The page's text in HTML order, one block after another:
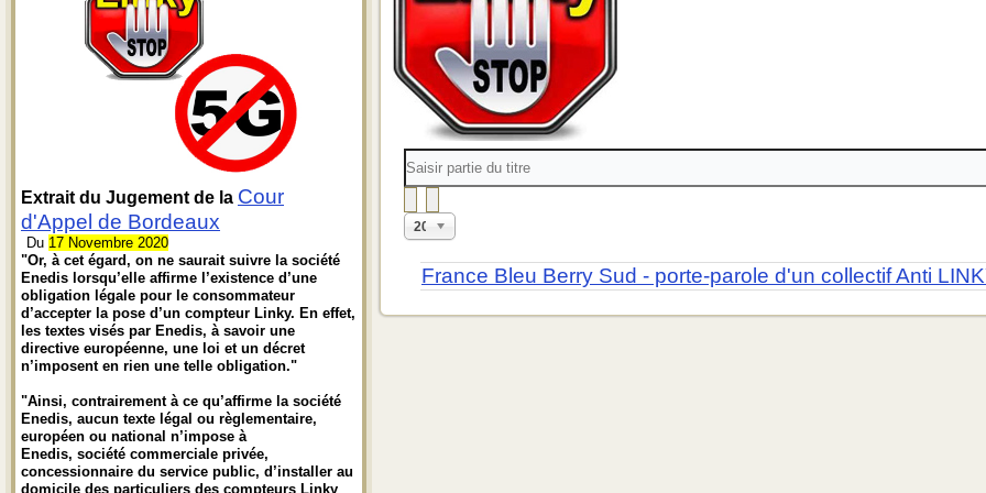
Extrait du Jugement de la Cour
d'Appel de Bordeaux
Du 17 Novembre 2020
"Or, à cet égard, on ne saurait suivre la société
Enedis lorsqu’elle affirme l’existence d’une
obligation légale pour le consommateur
d’accepter la pose d’un compteur Linky. En effet,
les textes visés par Enedis, à savoir une
directive européenne, une loi et un décret
n’imposent en rien une telle obligation."
"Ainsi, contrairement à ce qu’affirme la société
Enedis, aucun texte légal ou règlementaire,
européen ou national n’impose à
Enedis, société commerciale privée,
concessionnaire du service public, d’installer au
domicile des particuliers des compteurs Linky
partie
du
Affichage
#
20
France Bleu Berry Sud - porte-parole d'un collectif Anti